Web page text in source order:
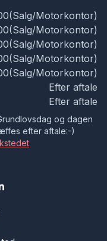
Motorkontor)
Motorkontor)
Motorkontor)
Motorkontor)
Motorkontor)
Efter aftale
Efter aftale
og dagen
efter aftale:-)